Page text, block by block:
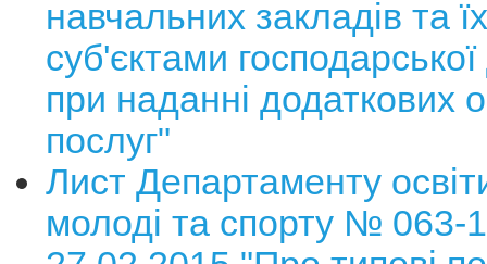
навчальних закладів та
суб'єктами господарської
при наданні додаткових
послуг"
Лист Департаменту
молоді та спорту № 063-